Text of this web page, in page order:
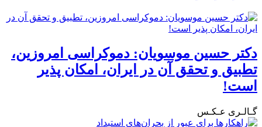
دکتر حسین موسویان: دموکراسی امروزین،
تطبیق و تحقق آن در ایران، امکان پذیر
است!
گـالـری عـکـس